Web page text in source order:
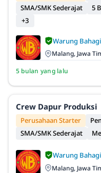
SMA/SMK Sederajat
5
+3
Warung
Malang, Jawa
5 bulan yang lalu
Crew Dapur Produksi
Perusahaan Starter
SMA/SMK Sederajat
Warung
Malang, Jawa